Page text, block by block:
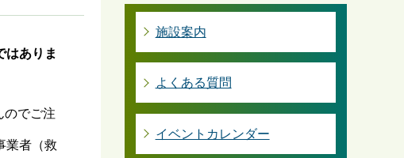
はありま
のでご注
業者（救
施設案内
よくある質問
イベントカレンダー